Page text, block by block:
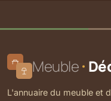
Meuble
L'annuaire du meuble et